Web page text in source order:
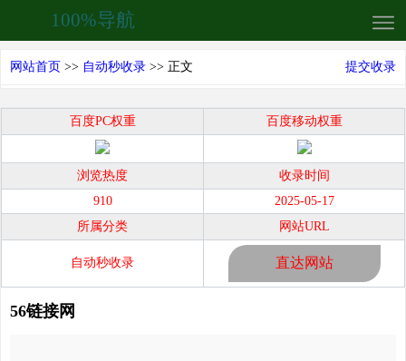
100%导航
网站首页 >> 自动秒收录 >> 正文 提交收录
百度PC权重 百度移动权重
浏览热度
收录时间
910
2025-05-17
所属分类
网站URL
自动秒收录 直达网站
56链接网